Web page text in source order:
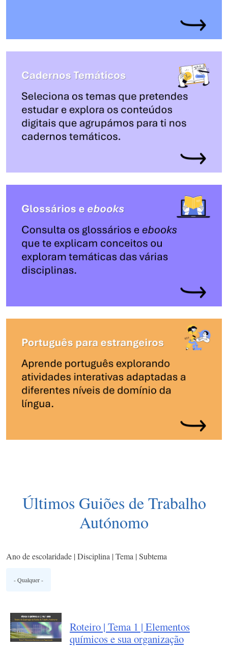
Últimos Guiões de Trabalho
Autónomo
Ano de escolaridade | Disciplina | Tema | Subtema
Roteiro | Tema 1 | Elementos
químicos e sua organização​